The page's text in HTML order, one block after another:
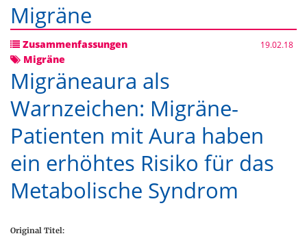
Migräne
Zusammenfassungen 19.02.18
Migräne
Migräneaura als
Warnzeichen: Migräne-
Patienten mit Aura haben
ein erhöhtes Risiko für das
Metabolische Syndrom
Original Titel: